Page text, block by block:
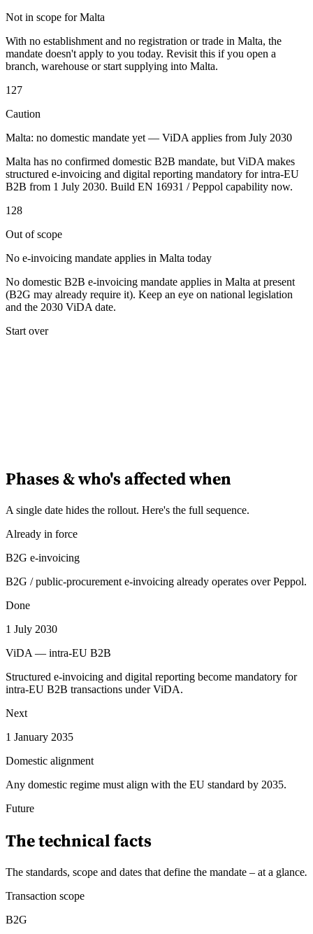
Werkzeuge
VAT-RechnerGST-RechnerVerkaufssteuer-Rechner
VAT-
Tracker für E-Rechnungs-Mandate
Experts
Unsere AutorenBeitragender werdenWählen Sie einen Experten
Not in scope for Malta
With no establishment and no registration or trade in Malta, the
mandate doesn't apply to you today. Revisit this if you open a
branch, warehouse or start supplying into Malta.
127
Caution
Malta: no domestic mandate yet — ViDA applies from July 2030
Malta has no confirmed domestic B2B mandate, but ViDA makes
structured e-invoicing and digital reporting mandatory for intra-EU
B2B from 1 July 2030. Build EN 16931 / Peppol capability now.
128
Out of scope
No e-invoicing mandate applies in Malta today
No domestic B2B e-invoicing mandate applies in Malta at present
(B2G may already require it). Keep an eye on national legislation
and the 2030 ViDA date.
Start over
Phases & who's affected when
A single date hides the rollout. Here's the full sequence.
Already in force
B2G e-invoicing
B2G / public-procurement e-invoicing already operates over Peppol.
Done
1 July 2030
ViDA — intra-EU B2B
Structured e-invoicing and digital reporting become mandatory for
intra-EU B2B transactions under ViDA.
Next
1 January 2035
Domestic alignment
Any domestic regime must align with the EU standard by 2035.
Future
The technical facts
The standards, scope and dates that define the mandate – at a glance.
Transaction scope
B2G